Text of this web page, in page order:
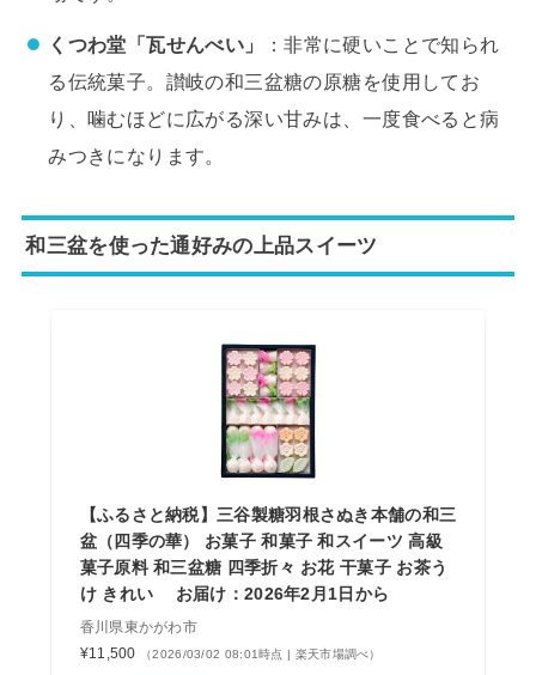
くつわ堂「瓦せんべい」
：非常に硬いことで知られ
る伝統菓子。讃岐の和三盆糖の原糖を使用してお
り、噛むほどに広がる深い甘みは、一度食べると病
みつきになります。
和三盆を使った通好みの上品スイーツ
【ふるさと納税】三谷製糖羽根さぬき本舗の和三
盆（四季の華） お菓子 和菓子 和スイーツ 高級
菓子原料 和三盆糖 四季折々 お花 干菓子 お茶う
け きれい お届け：2026年2月1日から
香川県東かがわ市
¥11,500
（2026/03/02 08:01時点 | 楽天市場調べ）